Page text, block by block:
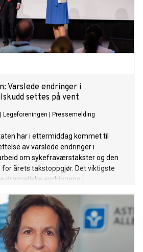
Varslede endringer i
settes på vent
Legeforeningen Pressemelding
har i ettermiddag kommet til
av varslede endringer i
om sykefraværstakster og den
årets takstoppgjør. Det viktigste
dramatiske endringene i